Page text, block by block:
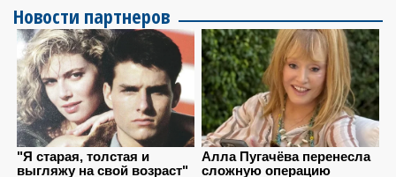
Новости партнеров